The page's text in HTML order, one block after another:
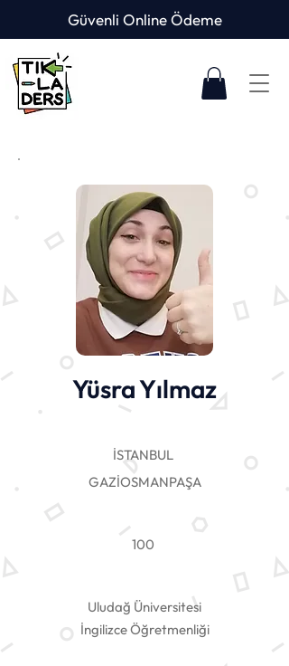
Güvenli Online Ödeme
Yüsra Yılmaz
İSTANBUL
GAZİOSMANPAŞA
100
Uludağ Üniversitesi
İngilizce Öğretmenliği